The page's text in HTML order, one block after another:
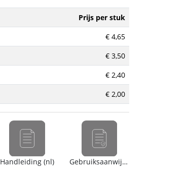
Prijs per stuk
€ 4,65
€ 3,50
€ 2,40
€ 2,00
Handleiding (nl) Gebruiksaanwijzing